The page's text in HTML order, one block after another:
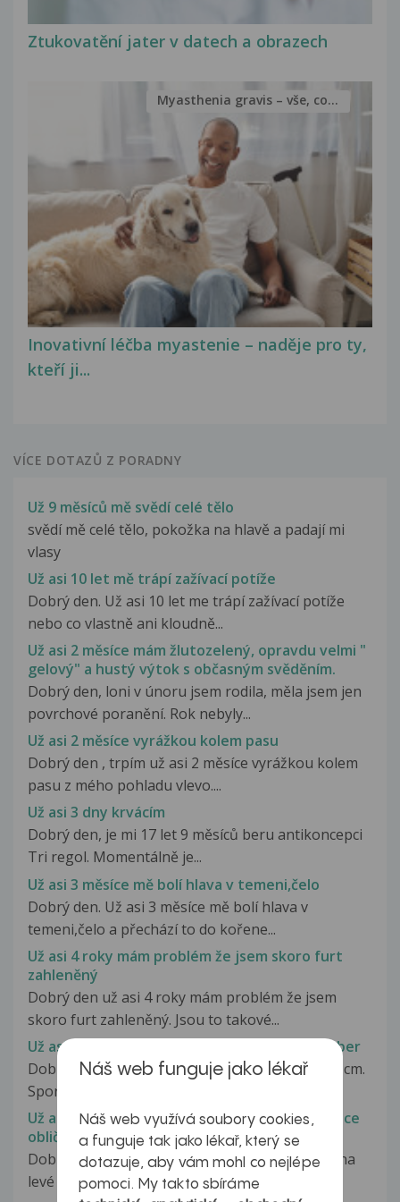
Ztukovatění jater v datech a obrazech
Inovativní léčba myastenie – naděje pro ty,
kteří ji...
Myasthenia gravis – vše, co...
VÍCE DOTAZŮ Z PORADNY
Už 9 měsíců mě svědí celé tělo
svědí mě celé tělo, pokožka na hlavě a padají mi
vlasy
Už asi 10 let mě trápí zažívací potíže
Dobrý den. Už asi 10 let me trápí zažívací potíže
nebo co vlastně ani kloudně...
Už asi 2 měsíce mám žlutozelený, opravdu velmi "
gelový" a hustý výtok s občasným svěděním.
Dobrý den, loni v únoru jsem rodila, měla jsem jen
povrchové poranění. Rok nebyly...
Už asi 2 měsíce vyrážkou kolem pasu
Dobrý den , trpím už asi 2 měsíce vyrážkou kolem
pasu z mého pohladu vlevo....
Už asi 3 dny krvácím
Dobrý den, je mi 17 let 9 měsíců beru antikoncepci
Tri regol. Momentálně je...
Už asi 3 měsíce mě bolí hlava v temeni,čelo
Dobrý den. Už asi 3 měsíce mě bolí hlava v
temeni,čelo a přechází to do kořene...
Už asi 4 roky mám problém že jsem skoro furt
zahleněný
Dobrý den už asi 4 roky mám problém že jsem
skoro furt zahleněný. Jsou to takové...
Už asi 4 roky mne trápí problémy v oblasti žeber
Dobrý den, je mi 28 let, vážím 82 kg, měřím 180 cm.
Sportuji, nekouřím a alkohol...
Už asi dva měsíce mě trápí vyrážka na levé půlce
obličeje
Dobrý den, už asi dva měsíce mě trápí vyrážka na
levé půlce obličeje vedle...
Náš web funguje jako lékař
Náš web využívá soubory cookies,
a funguje tak jako lékař, který se
dotazuje, aby vám mohl co nejlépe
pomoci. My takto sbíráme